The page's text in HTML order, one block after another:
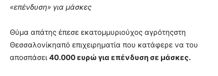
«επένδυση» για μάσκες
Θύμα απάτης έπεσε εκατομμυριούχος αγρότηςστη
Θεσσαλονίκηαπό επιχειρηματία που κατάφερε να του
αποσπάσει 40.000 ευρώ για επένδυση σε μάσκες.